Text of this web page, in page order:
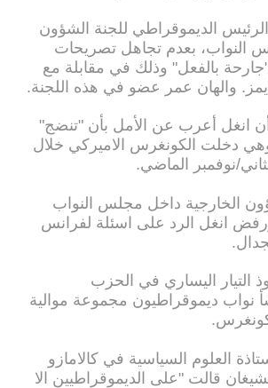
الديموقراطي للجنة الشؤون
النواب، بعدم تجاهل تصريحات
بالفعل" وذلك في مقابلة مع
والهان عمر عضو في هذه اللجنة.
انغل أعرب عن الأمل بأن "تنضج"
وهي دخلت الكونغرس الاميركي خلال
نوفمبر الماضي.
الخارجية داخل مجلس النواب
ورفض انغل الرد على اسئلة لفرانس
التيار اليساري في الحزب
نواب ديموقراطيون مجموعة موالية
العلوم السياسية في كالامازو
قالت "على الديموقراطيين الا